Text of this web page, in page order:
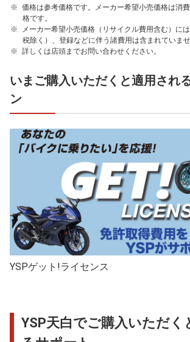
価格は参考価格です。メーカー希望小売価格は消
格です。
メーカー希望小売価格（リサイクル費用含む）に
税除く）、登録などに伴う諸費用は含まれていませ
詳しくは店頭までお問い合わせください。
いまご購入いただくと適用され
ン
YSPゲット!ライセンス
YSP天白でご購入いただく